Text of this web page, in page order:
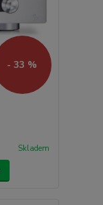
- 33 %
Skladem